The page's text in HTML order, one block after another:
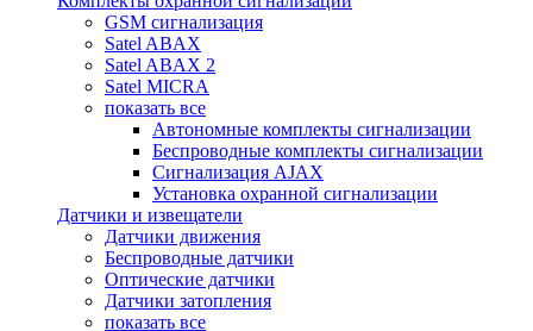
GSM сигнализация
Satel ABAX
Satel ABAX 2
Satel MICRA
показать все
Автономные комплекты сигнализации
Беспроводные комплекты сигнализации
Сигнализация AJAX
Установка охранной сигнализации
Датчики и извещатели
Датчики движения
Беспроводные датчики
Оптические датчики
Датчики затопления
показать все